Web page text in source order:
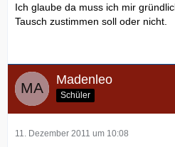
Ich glaube da muss ich mir
Tausch zustimmen soll oder nicht.
Madenleo
Schüler
11. Dezember 2011 um 10:08